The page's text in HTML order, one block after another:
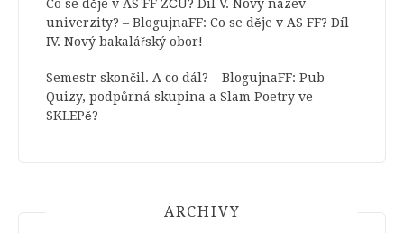
Co se děje v AS FF ZČU? Díl V. Nový název
univerzity? – BlogujnaFF: Co se děje v AS FF? Díl
IV. Nový bakalářský obor!
Semestr skončil. A co dál? – BlogujnaFF: Pub
Quizy, podpůrná skupina a Slam Poetry ve
SKLEPě?
ARCHIVY